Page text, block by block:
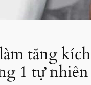
tăng kích
1 tự nhiên